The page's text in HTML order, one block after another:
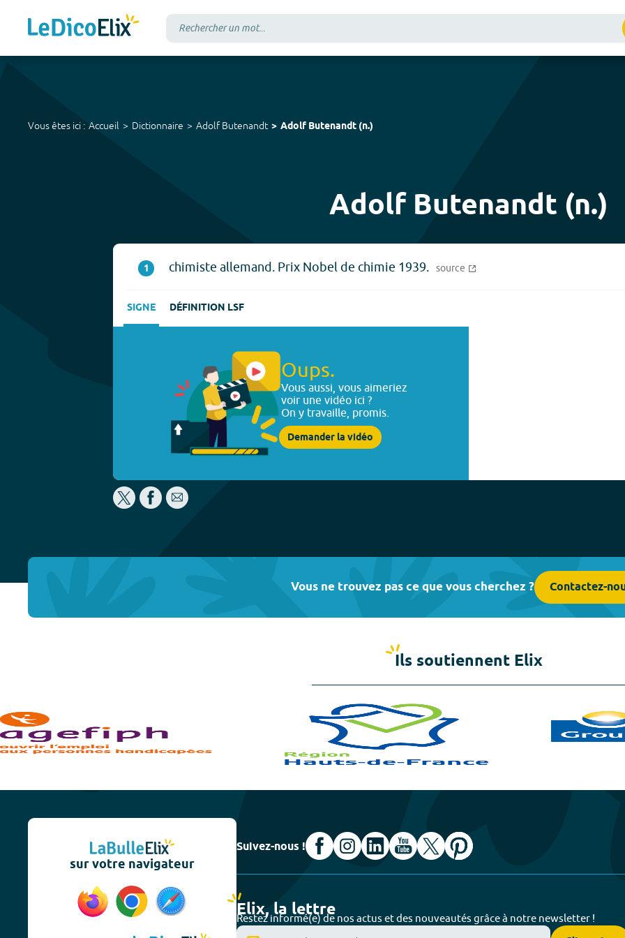
Vous êtes ici : Accueil Dictionnaire Adolf Butenandt Adolf Butenandt (n.)
Adolf Butenandt (n.)
1 chimiste allemand. Prix Nobel de chimie 1939. source
SIGNE DÉFINITION LSF
Oups.
Vous aussi, vous aimeriez
voir une vidéo ici ?
On y travaille, promis.
Demander la vidéo
Vous ne trouvez pas ce que vous cherchez ? Contactez-
Ils soutiennent Elix
sur votre navigateur
Suivez-nous !
Elix, la lettre
Restez informé(e) de nos actus et des nouveautés grâce à notre newsletter !